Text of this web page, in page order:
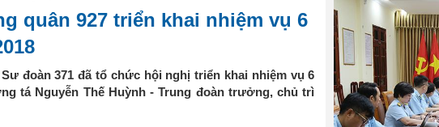
quân 927 triển khai nhiệm vụ 6
Sư đoàn 371 đã tổ chức hội nghị triển khai nhiệm vụ 6
tá Nguyễn Thế Huỳnh - Trung đoàn trưởng, chủ trì